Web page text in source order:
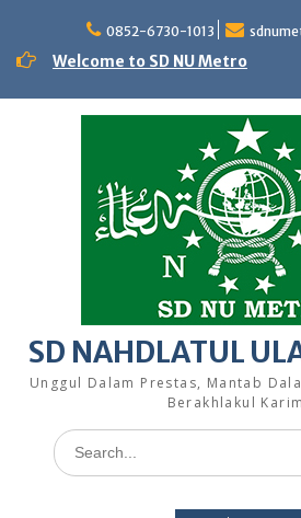
content
0852-6730-1013
Welcome to SD NU Metro
SD NAHDLATUL
Unggul Dalam Prestas, Mantab
Berakhlakul
Search
for: